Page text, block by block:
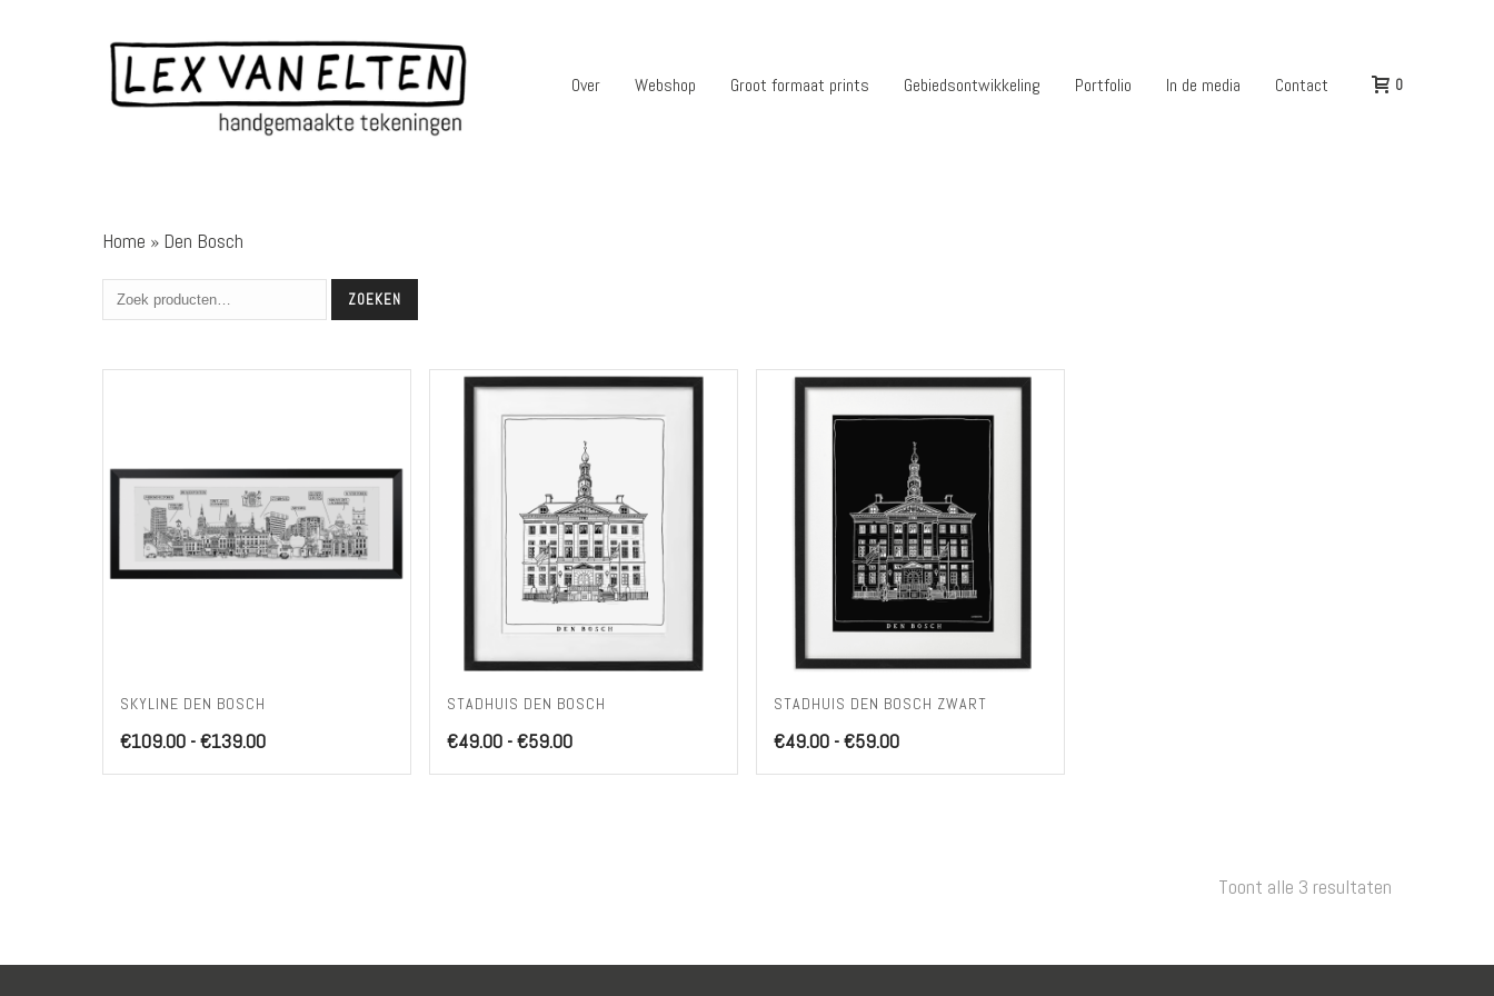
Over Webshop Groot formaat prints Gebiedsontwikkeling Portfolio In de media Contact 0
Home » Den Bosch
ZOEKEN
SKYLINE DEN BOSCH
€109.00 -€139.00Prijsklasse:
€109.00
STADHUIS DEN BOSCH
€49.00 -€59.00Prijsklasse:
€49.00
STADHUIS DEN BOSCH ZWART
€49.00 -€59.00Prijsklasse:
€49.00
Toont alle 3 resultaten